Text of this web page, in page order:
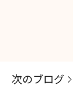
次のブログ